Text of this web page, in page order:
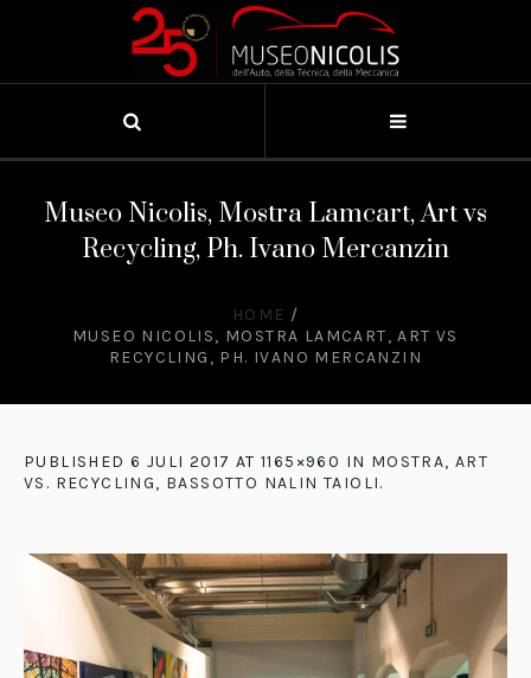
Museo Nicolis, Mostra Lamcart, Art vs
Recycling, Ph. Ivano Mercanzin
HOME /
MUSEO NICOLIS, MOSTRA LAMCART, ART VS
RECYCLING, PH. IVANO MERCANZIN
PUBLISHED 6 JULI 2017 AT 1165×960 IN MOSTRA, ART
VS. RECYCLING, BASSOTTO NALIN TAIOLI.